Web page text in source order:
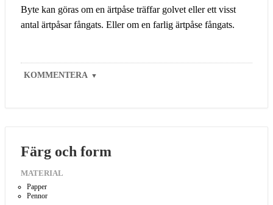
Byte kan göras om en ärtpåse träffar golvet eller ett visst
antal ärtpåsar fångats. Eller om en farlig ärtpåse fångats.
KOMMENTERA ▼
Färg och form
MATERIAL
Papper
Pennor